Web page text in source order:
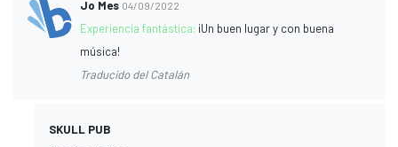
Jo Mes 04/09/2022
Experiencia fantástica: ¡Un buen lugar y con buena
música!
Traducido del Catalán
SKULL PUB